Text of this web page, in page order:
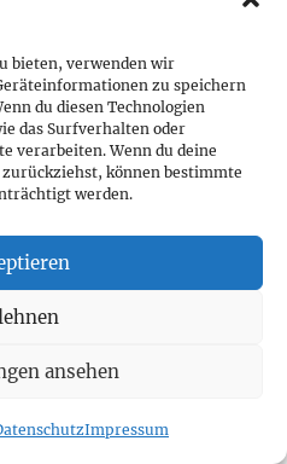
bieten, verwenden wir
zu speichern
du diesen Technologien
das Surfverhalten oder
verarbeiten. Wenn du deine
können bestimmte
werden.
ansehen
Impressum
Datenschutz
Cookie-Richtlinie (EU)